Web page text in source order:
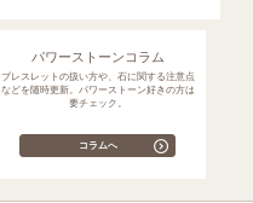
パワーストーンコラム
ブレスレットの扱い方や、石に関する注意点
などを随時更新。パワーストーン好きの方は
要チェック。
コラムへ